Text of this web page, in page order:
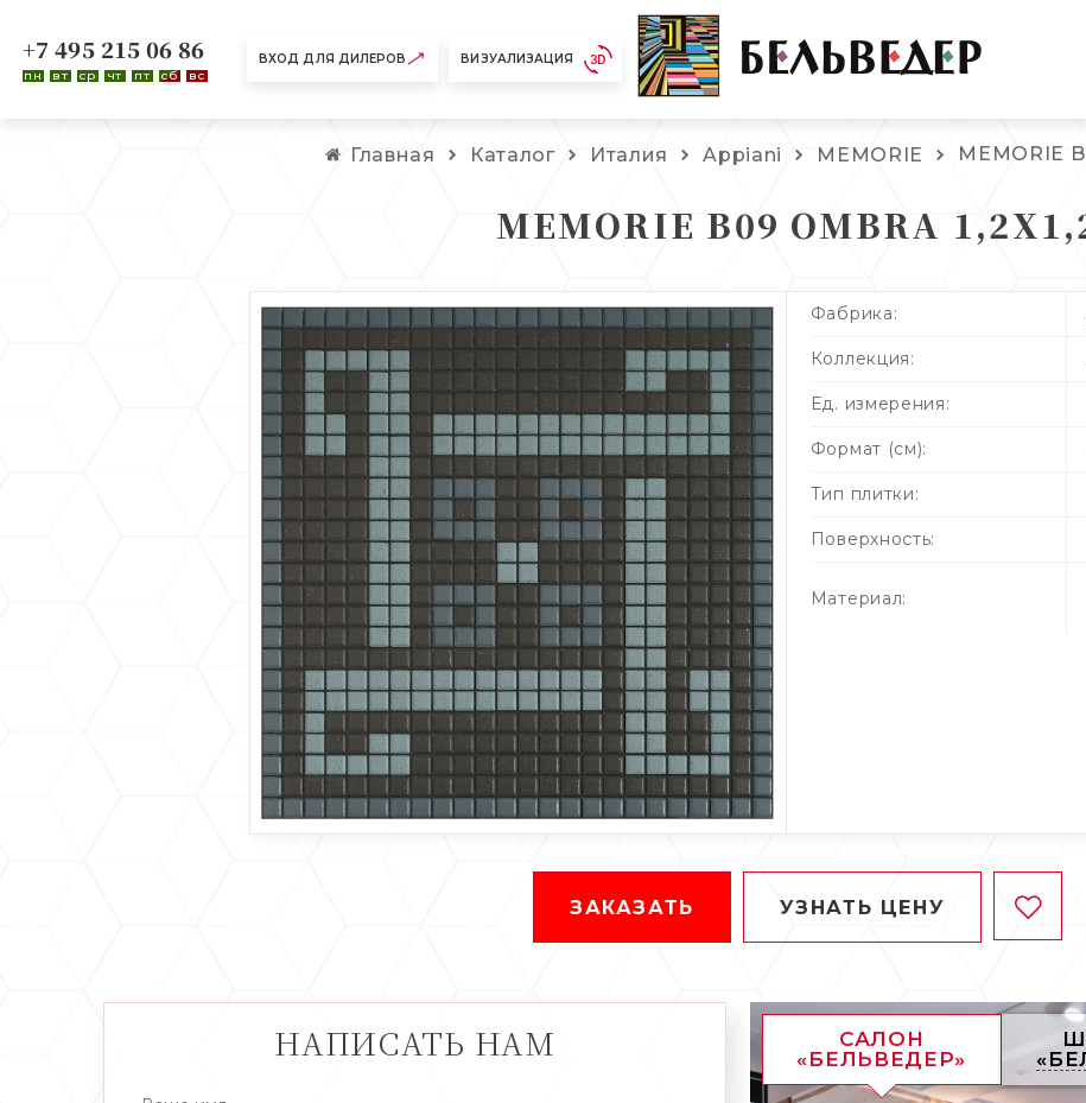
ВХОД ДЛЯ ДИЛЕРОВ ВИЗУАЛИЗАЦИЯ
+7 495 215 06 86
пн вт ср чт пт сб вс
Главная Каталог Италия Appiani MEMORIE MEMORIE
MEMORIE B09 OMBRA
Фабрика:
Коллекция:
Ед. измерения:
Формат (см):
Тип плитки:
Поверхность:
Материал:
ЗАКАЗАТЬ УЗНАТЬ ЦЕНУ
НАПИСАТЬ НАМ
САЛОН
«БЕЛЬВЕДЕР»